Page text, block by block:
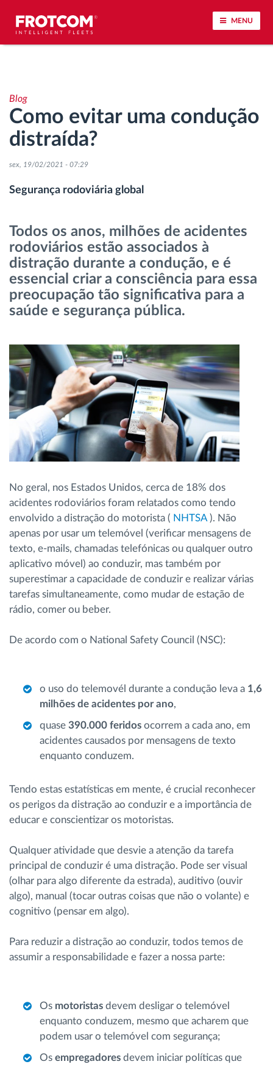
MENU
Análise do estilo de condução
Gestão de tarefas
Controle de acesso
Gestão de Combustível
Planejamento e monitoração de rotas
Identificação automática de condutores
Ver todas as funcionalidades
Como resolvemos cada necessidade da
Calculadora de benefícios
Blog
Como evitar uma condução
distraída?
sex, 19/02/2021 - 07:29
Segurança rodoviária global
Todos os anos, milhões de acidentes
rodoviários estão associados à
distração durante a condução, e é
essencial criar a consciência para essa
preocupação tão significativa para a
saúde e segurança pública.
No geral, nos Estados Unidos, cerca de 18% dos
acidentes rodoviários foram relatados como tendo
envolvido a distração do motorista ( NHTSA ). Não
apenas por usar um telemóvel (verificar mensagens de
texto, e-mails, chamadas telefónicas ou qualquer outro
aplicativo móvel) ao conduzir, mas também por
superestimar a capacidade de conduzir e realizar várias
tarefas simultaneamente, como mudar de estação de
rádio, comer ou beber.
De acordo com o National Safety Council (NSC):
o uso do telemovél durante a condução leva a 1,6
milhões de acidentes por ano,
quase 390.000 feridos ocorrem a cada ano, em
acidentes causados ​​por mensagens de texto
enquanto conduzem.
Tendo estas estatísticas em mente, é crucial reconhecer
os perigos da distração ao conduzir e a importância de
educar e conscientizar os motoristas.
Qualquer atividade que desvie a atenção da tarefa
principal de conduzir é uma distração. Pode ser visual
(olhar para algo diferente da estrada), auditivo (ouvir
algo), manual (tocar outras coisas que não o volante) e
cognitivo (pensar em algo).
Para reduzir a distração ao conduzir, todos temos de
assumir a responsabilidade e fazer a nossa parte:
Os motoristas devem desligar o telemóvel
enquanto conduzem, mesmo que acharem que
podem usar o telemóvel com segurança;
Os empregadores devem iniciar políticas que